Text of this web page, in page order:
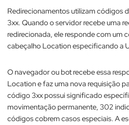
Redirecionamentos utilizam códigos
3xx. Quando o servidor recebe uma
redirecionada, ele responde com um
cabeçalho Location especificando a
O navegador ou bot recebe essa
Location e faz uma nova requisição
código 3xx possui significado
movimentação permanente, 302
códigos cobrem casos especiais. A